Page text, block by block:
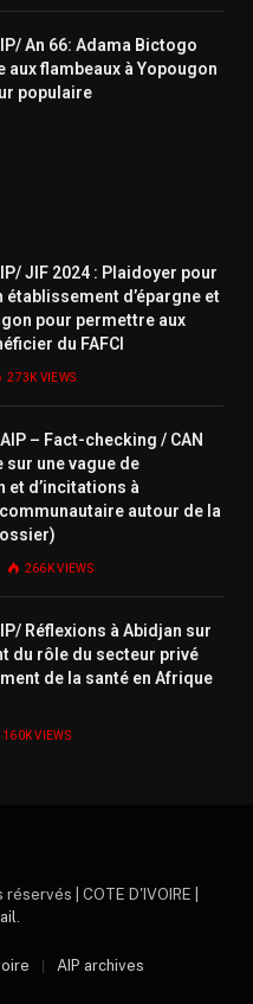
An 66: Adama Bictogo
aux flambeaux à Yopougon
populaire
JIF 2024 : Plaidoyer pour
établissement d’épargne et
pour permettre aux
du FAFCI
273K VIEWS
– Fact-checking / CAN
sur une vague de
d’incitations à
autour de la
266KVIEWS
Réflexions à Abidjan sur
du rôle du secteur privé
de la santé en Afrique
160KVIEWS
| COTE D'IVOIRE |
AIP archives